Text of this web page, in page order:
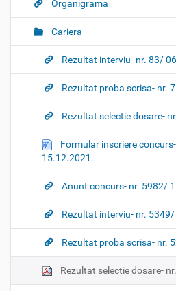
Organigrama
Cariera
Rezultat interviu- nr. 83/
Rezultat proba scrisa- nr.
Rezultat selectie dosare-
Formular inscriere
15.12.2021.
Anunt concurs- nr. 5982/
Rezultat interviu- nr.
Rezultat proba scrisa- nr.
Rezultat selectie dosare-